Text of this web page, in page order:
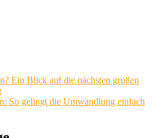
Ein Blick auf die nächsten großen
So gelingt die Umwandlung einfach